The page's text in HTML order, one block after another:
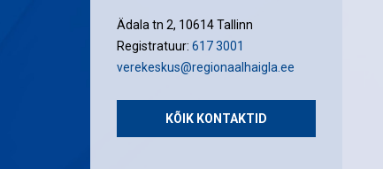
Ädala tn 2, 10614 Tallinn
Registratuur: 617 3001
verekeskus@regionaalhaigla.ee
KÕIK KONTAKTID